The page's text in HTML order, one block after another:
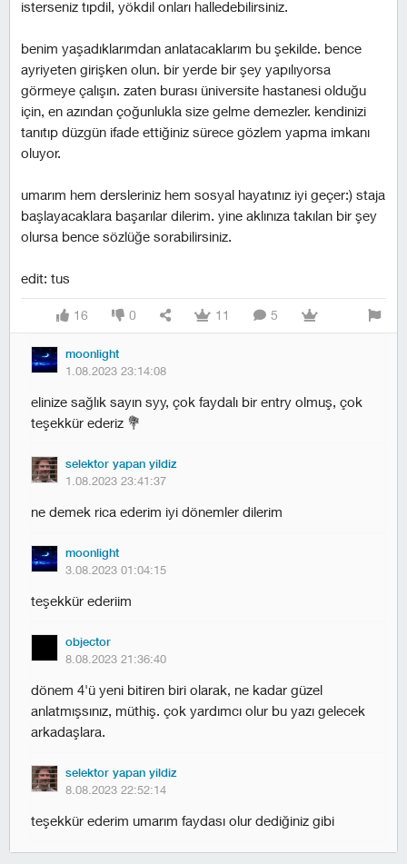
isterseniz tıpdil, yökdil onları halledebilirsiniz.
benim yaşadıklarımdan anlatacaklarım bu şekilde. bence
ayriyeten girişken olun. bir yerde bir şey yapılıyorsa
görmeye çalışın. zaten burası üniversite hastanesi olduğu
için, en azından çoğunlukla size gelme demezler. kendinizi
tanıtıp düzgün ifade ettiğiniz sürece gözlem yapma imkanı
oluyor.
umarım hem dersleriniz hem sosyal hayatınız iyi geçer:) staja
başlayacaklara başarılar dilerim. yine aklınıza takılan bir şey
olursa bence sözlüğe sorabilirsiniz.
edit: tus
16 0 11 5
moonlight
1.08.2023 23:14:08
elinize sağlık sayın syy, çok faydalı bir entry olmuş, çok
teşekkür ederiz 💐
selektor yapan yildiz
1.08.2023 23:41:37
ne demek rica ederim iyi dönemler dilerim
moonlight
3.08.2023 01:04:15
teşekkür ederiim
objector
8.08.2023 21:36:40
dönem 4'ü yeni bitiren biri olarak, ne kadar güzel
anlatmışsınız, müthiş. çok yardımcı olur bu yazı gelecek
arkadaşlara.
selektor yapan yildiz
8.08.2023 22:52:14
teşekkür ederim umarım faydası olur dediğiniz gibi